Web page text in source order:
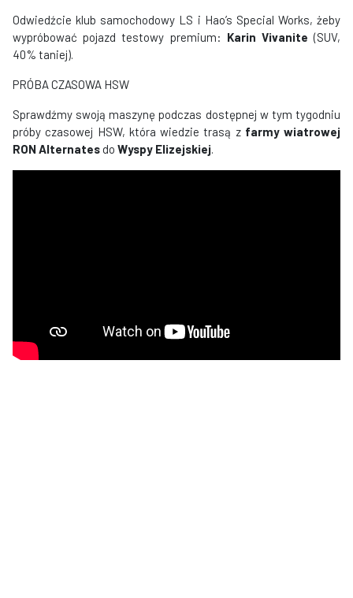
Odwiedźcie klub samochodowy LS i Hao’s Special Works, żeby
wypróbować pojazd testowy premium: Karin Vivanite (SUV,
40% taniej).
PRÓBA CZASOWA HSW
Sprawdźmy swoją maszynę podczas dostępnej w tym tygodniu
próby czasowej HSW, która wiedzie trasą z farmy wiatrowej
RON Alternatesdo Wyspy Elizejskiej